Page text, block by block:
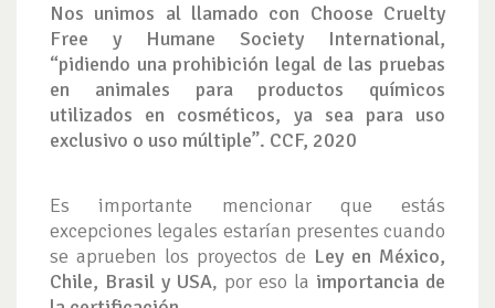
Nos unimos al llamado con Choose Cruelty
Free y Humane Society International,
“pidiendo una prohibición legal de las pruebas
en animales para productos químicos
utilizados en cosméticos, ya sea para uso
exclusivo o uso múltiple”. CCF, 2020
Es importante mencionar que estás
excepciones legales estarían presentes cuando
se aprueben los proyectos de Ley en México,
Chile, Brasil y USA, por eso la importancia de